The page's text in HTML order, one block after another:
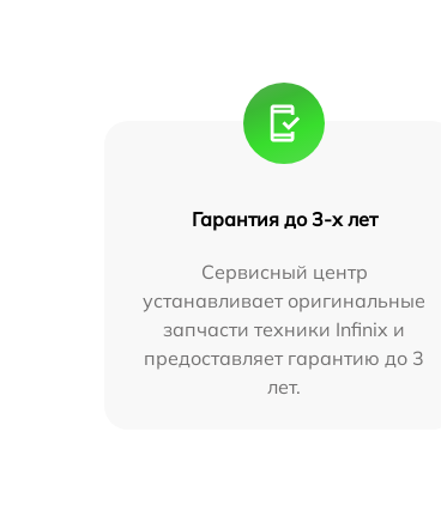
Гарантия до 3-х лет
Сервисный центр
устанавливает оригинальные
запчасти техники Infinix и
предоставляет гарантию до 3
лет.